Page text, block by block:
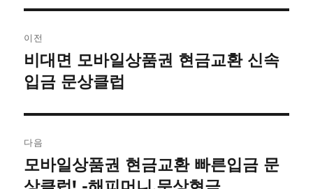
탐
색
이전
이
전
비대면 모바일상품권 현금교환 신속
입금 문상클럽
다음
다
음
모바일상품권 현금교환 빠른입금 문